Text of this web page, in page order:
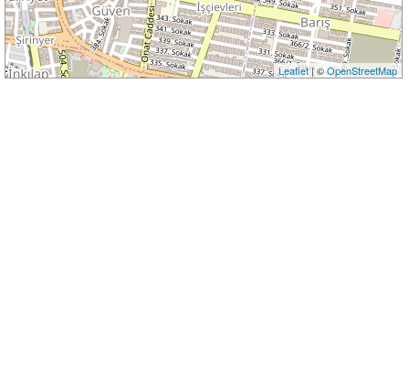
Leaflet| ©OpenStreetMap